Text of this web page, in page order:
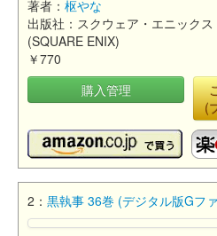
著者： 枢やな
出版社：スクウェア・エニックス
(SQUARE ENIX)
￥770
購入管理
(
2： 黒執事 36巻 (デジタル版Gフ